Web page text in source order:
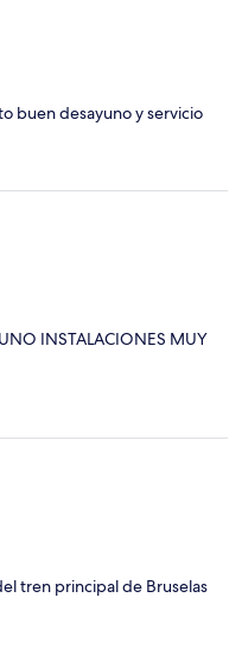
buen desayuno y servicio
INSTALACIONES MUY
tren principal de Bruselas